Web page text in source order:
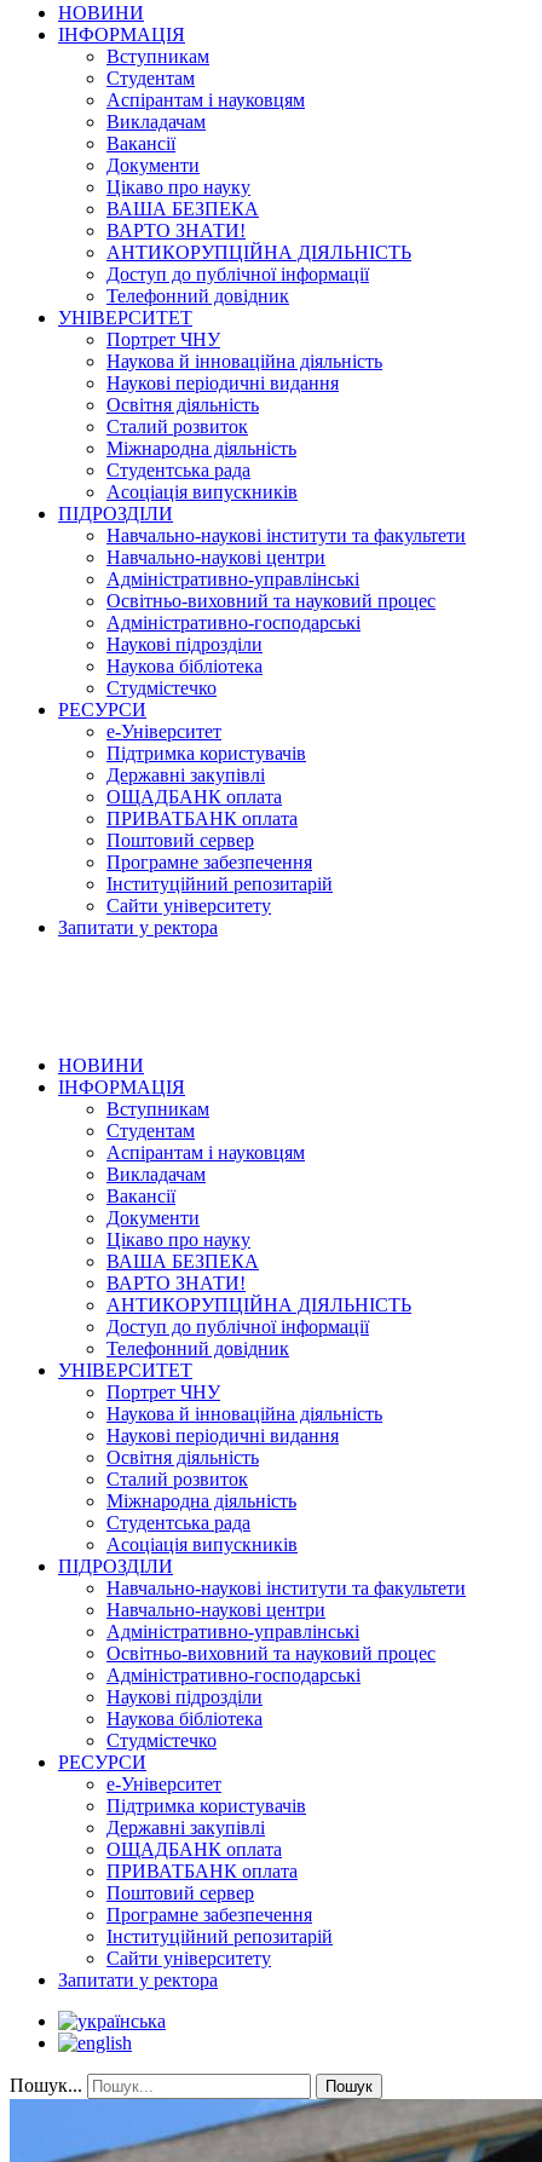
НОВИНИ
ІНФОРМАЦІЯ
Вступникам
Студентам
Аспірантам і науковцям
Викладачам
Вакансії
Документи
Цікаво про науку
ВАША БЕЗПЕКА
ВАРТО ЗНАТИ!
АНТИКОРУПЦІЙНА ДІЯЛЬНІСТЬ
Доступ до публічної інформації
Телефонний довідник
УНІВЕРСИТЕТ
Портрет ЧНУ
Наукова й інноваційна діяльність
Наукові періодичні видання
Освітня діяльність
Сталий розвиток
Міжнародна діяльність
Студентська рада
Асоціація випускників
ПІДРОЗДІЛИ
Навчально-наукові інститути та факультети
Навчально-наукові центри
Адміністративно-управлінські
Освітньо-виховний та науковий процес
Адміністративно-господарські
Наукові підрозділи
Наукова бібліотека
Студмістечко
РЕСУРСИ
е-Університет
Підтримка користувачів
Державні закупівлі
ОЩАДБАНК оплата
ПРИВАТБАНК оплата
Поштовий сервер
Програмне забезпечення
Інституційний репозитарій
Сайти університету
Запитати у ректора
НОВИНИ
ІНФОРМАЦІЯ
Вступникам
Студентам
Аспірантам і науковцям
Викладачам
Вакансії
Документи
Цікаво про науку
ВАША БЕЗПЕКА
ВАРТО ЗНАТИ!
АНТИКОРУПЦІЙНА ДІЯЛЬНІСТЬ
Доступ до публічної інформації
Телефонний довідник
УНІВЕРСИТЕТ
Портрет ЧНУ
Наукова й інноваційна діяльність
Наукові періодичні видання
Освітня діяльність
Сталий розвиток
Міжнародна діяльність
Студентська рада
Асоціація випускників
ПІДРОЗДІЛИ
Навчально-наукові інститути та факультети
Навчально-наукові центри
Адміністративно-управлінські
Освітньо-виховний та науковий процес
Адміністративно-господарські
Наукові підрозділи
Наукова бібліотека
Студмістечко
РЕСУРСИ
е-Університет
Підтримка користувачів
Державні закупівлі
ОЩАДБАНК оплата
ПРИВАТБАНК оплата
Поштовий сервер
Програмне забезпечення
Інституційний репозитарій
Сайти університету
Запитати у ректора
Пошук... Пошук